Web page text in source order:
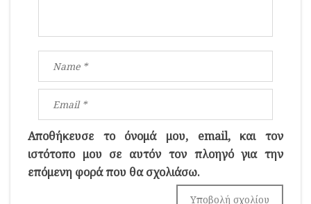
Αποθήκευσε το όνομά μου, email, και τον
ιστότοπο μου σε αυτόν τον πλοηγό για την
επόμενη φορά που θα σχολιάσω.